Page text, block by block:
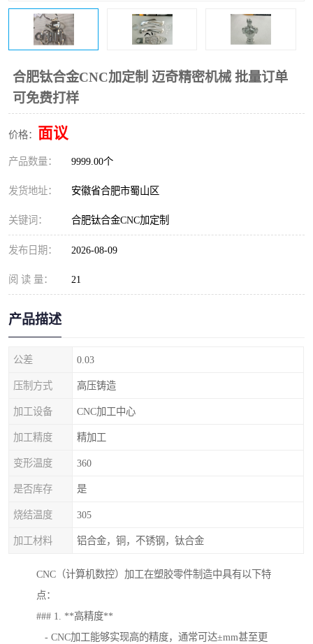
合肥钛合金CNC加定制 迈奇精密机械 批量订单
可免费打样
价格： 面议
产品数量： 9999.00个
发货地址： 安徽省合肥市蜀山区
关键词： 合肥钛合金CNC加定制
发布日期： 2026-08-09
阅 读 量： 21
产品描述
公差 0.03
压制方式 高压铸造
加工设备 CNC加工中心
加工精度 精加工
变形温度 360
是否库存 是
烧结温度 305
加工材料 铝合金，铜，不锈钢，钛合金
CNC（计算机数控）加工在塑胶零件制造中具有以下特
点：
### 1. **高精度**
- CNC加工能够实现高的精度，通常可达±mm甚至更